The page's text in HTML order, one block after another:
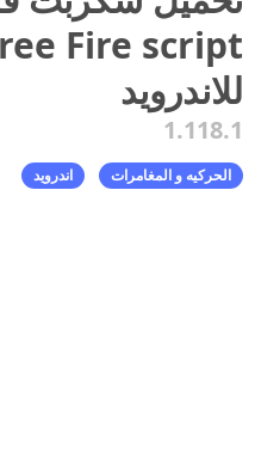
للاندرويد
1.118.1
الحركيه و المغامرات اندرويد